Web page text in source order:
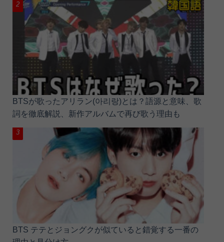
BTSが歌ったアリラン(아리랑)とは？語源と意味、歌
詞を徹底解説、新作アルバムで再び歌う理由も
BTS テテとジョングクが似ていると錯覚する一番の